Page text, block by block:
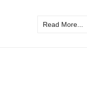
Read More...